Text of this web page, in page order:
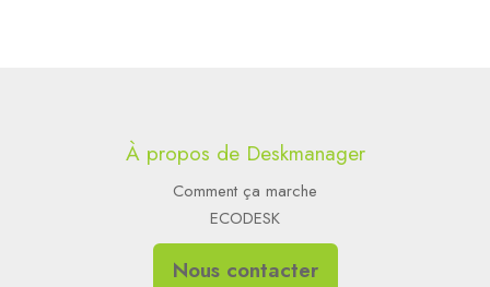
À propos de Deskmanager
Comment ça marche
ECODESK
Nous contacter